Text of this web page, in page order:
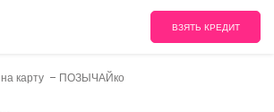
ВЗЯТЬ КРЕДИТ
карту ПОЗЫЧАЙко